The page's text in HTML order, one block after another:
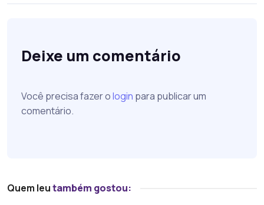
Deixe um comentário
Você precisa fazer ologin para publicar um
comentário.
Quem leutambém gostou: